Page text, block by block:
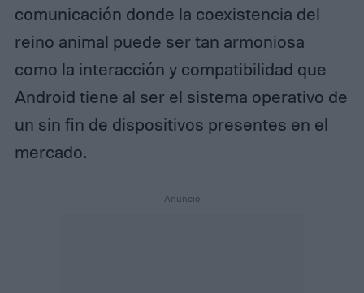
comunicación donde la coexistencia del
reino animal puede ser tan armoniosa
como la interacción y compatibilidad que
Android tiene al ser el sistema operativo de
un sin fin de dispositivos presentes en el
mercado.